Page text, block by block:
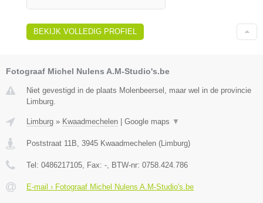
BEKIJK VOLLEDIG PROFIEL
Fotograaf Michel Nulens A.M-Studio's.be
Niet gevestigd in de plaats Molenbeersel, maar wel in de provincie
Limburg.
Limburg » Kwaadmechelen Google maps ▼
Poststraat 11B 3945 Kwaadmechelen ( Limburg)
Tel: 0486217105 , Fax: - , BTW-nr: 0758.424.786
E-mail › Fotograaf Michel Nulens A.M-Studio's.be